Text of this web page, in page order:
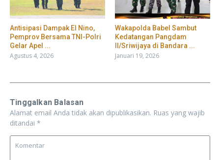
​Antisipasi Dampak El Nino,
Pemprov Bersama TNI-Polri
Gelar Apel ...
Agustus 4, 2026
Wakapolda Babel Sambut
Kedatangan Pangdam
II/Sriwijaya di Bandara ...
Januari 19, 2026
Tinggalkan Balasan
Alamat email Anda tidak akan dipublikasikan. Ruas yang wajib
ditandai *